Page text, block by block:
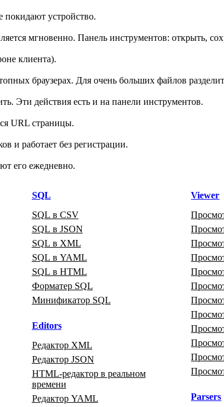
устройство.
мгновенно. Панель инструментов: открыть,
клиента).
браузерах. Для очень больших файлов
Эти действия есть и на панели инструментов.
URL страницы.
и работает без регистрации.
его ежедневно.
SQL
SQL в CSV
SQL в JSON
SQL в XML
SQL в YAML
SQL в HTML
Форматер SQL
Минификатор SQL
Editors
Редактор XML
Редактор JSON
HTML‑редактор в реальном
времени
Редактор YAML
Viewer
Parsers